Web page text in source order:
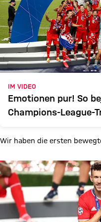
IM VIDEO
Emotionen pur! So
Champions-League-
Wir haben die ersten